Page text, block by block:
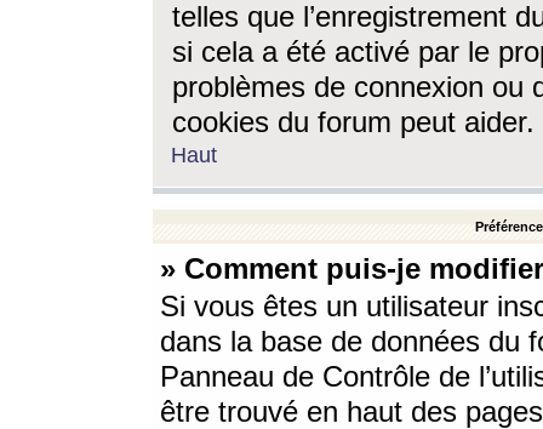
telles que l’enregistrement
si cela a été activé par le
problèmes de connexion ou
cookies du forum peut aider.
Haut
» Comment puis-je
Si vous êtes un utilisateur
dans la base de données du
Panneau de Contrôle de
être trouvé en haut des